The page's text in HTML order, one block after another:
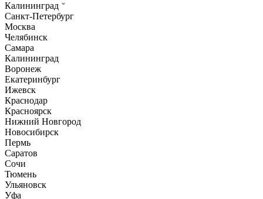
Калининград
Санкт-Петербург
Москва
Челябинск
Самара
Калининград
Воронеж
Екатеринбург
Ижевск
Краснодар
Красноярск
Нижний Новгород
Новосибирск
Пермь
Саратов
Сочи
Тюмень
Ульяновск
Уфа